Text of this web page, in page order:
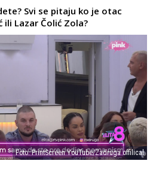
Svi se pitaju ko je otac
Lazar Čolić Zola?
Foto: PrintScreen YouTube/Zadruga offilical